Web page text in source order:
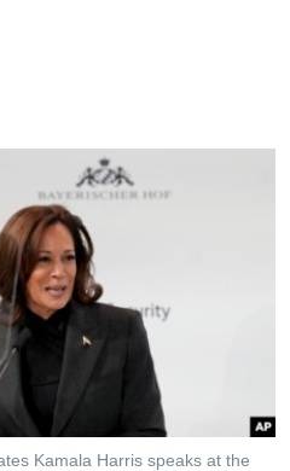
များ
Kamala Harris speaks at the